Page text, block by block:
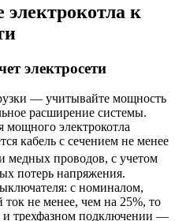
к
электросети
— учитывайте мощность
расширение системы.
мощного электрокотла
кабель с сечением не менее
медных проводов, с учетом
потерь напряжения.
с номиналом,
не менее, чем на 25%, то
и трехфазном подключении —